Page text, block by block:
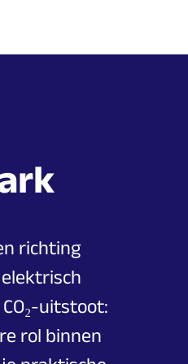
richting
uitstoot:
rol binnen